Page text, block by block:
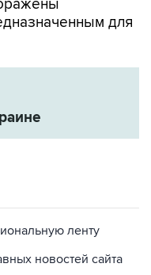
для
ленту
новостей сайта